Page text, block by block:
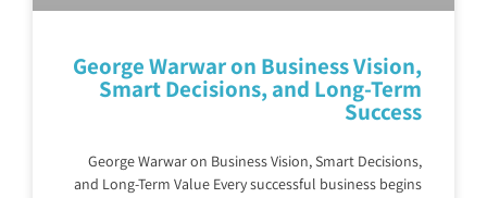
George Warwar on Business Vision,
Smart Decisions, and Long-Term
Success
George Warwar on Business Vision, Smart Decisions,
and Long-Term Value Every successful business begins